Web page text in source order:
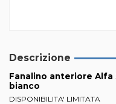
Descrizione
Fanalino anteriore Alfa
bianco
DISPONIBILITA' LIMITATA